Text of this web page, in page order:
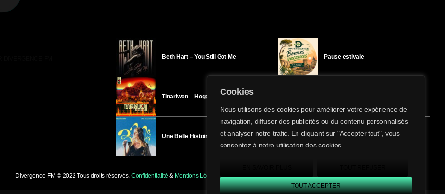
Cookies
Nous utilisons des cookies pour améliorer votre expérience de
navigation, diffuser des publicités ou du contenu personnalisés
et analyser notre trafic. En cliquant sur "Accepter tout", vous
consentez à notre utilisation des cookies.
TOUT ACCEPTER
share
email
Beth Hart – You Still Got Me
Tinariwen – Hoggar
Une Belle Histoire – Héloïse Bay
Pause estivale
Ici l’Ombre – mardi 28 juillet
Divergence-FM © 2022 Tous droits réservés. Confidentialité & Mentions Légales.